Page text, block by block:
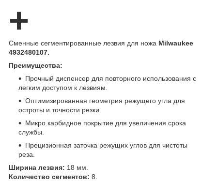
+
Сменные сегментированные лезвия для ножа Milwaukee
4932480107.
Преимущества:
Прочный диспенсер для повторного использования с
легким доступом к лезвиям.
Оптимизированная геометрия режущего угла для
остроты и точности резки.
Микро карбидное покрытие для увеличения срока
службы.
Прецизионная заточка режущих углов для чистоты
реза.
Ширина лезвия: 18 мм.
Количество сегментов: 8.